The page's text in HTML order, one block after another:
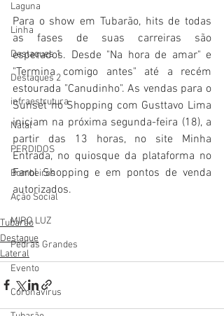
Laguna
Linha
Destaques 1
Destaques 2
infraestrutura
Natal
PERDIDOS
Bombeiros
Ação Social
MIRO LUZ
Pedras Grandes
Evento
Coronavírus
Para o show em Tubarão, hits de todas
as fases de suas carreiras são
esperados. Desde "Na hora de amar" e
"Termina comigo antes" até a recém
estourada "Canudinho". As vendas para o
Sunset no Shopping com Gusttavo Lima
iniciam na próxima segunda-feira (18), a
partir das 13 horas, no site Minha
Entrada, no quiosque da plataforma no
Farol Shopping e em pontos de venda
autorizados.
Tubarão
Destaque
Lateral